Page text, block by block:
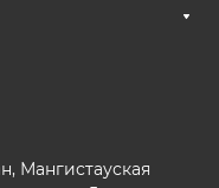
Мангистауская